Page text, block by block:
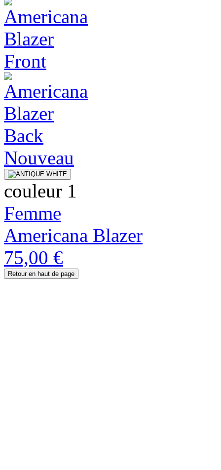
Nouveau
couleur 1
Femme
Americana Blazer
75,00 €
Retour en haut de page